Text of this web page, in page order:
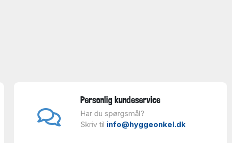
Personlig kundeservice
Har du spørgsmål?
Skriv til info@hyggeonkel.dk